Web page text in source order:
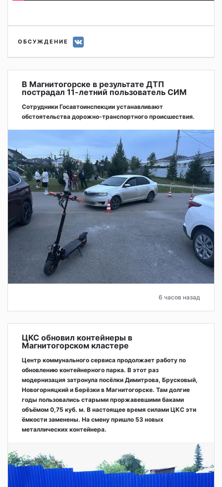
ОБСУЖДЕНИЕ
В Магнитогорске в результате ДТП
пострадал 11-летний пользователь СИМ
Сотрудники Госавтоинспекции устанавливают
обстоятельства дорожно-транспортного происшествия.
6 часов назад
ЦКС обновил контейнеры в
Магнитогорском кластере
Центр коммунального сервиса продолжает работу по
обновлению контейнерного парка. В этот раз
модернизация затронула посёлки Димитрова, Брусковый,
Новогорняцкий и Берёзки в Магнитогорске. Там долгие
годы пользовались старыми проржавевшими баками
объёмом 0,75 куб. м. В настоящее время силами ЦКС эти
ёмкости заменены. На смену пришло 53 новых
металлических контейнера.